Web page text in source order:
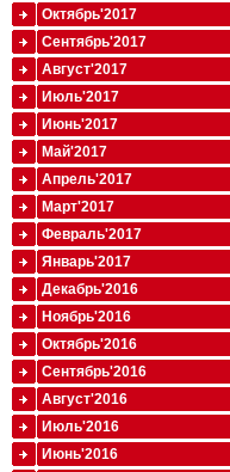
Октябрь'2017
Сентябрь'2017
Август'2017
Июль'2017
Июнь'2017
Май'2017
Апрель'2017
Март'2017
Февраль'2017
Январь'2017
Декабрь'2016
Ноябрь'2016
Октябрь'2016
Сентябрь'2016
Август'2016
Июль'2016
Июнь'2016